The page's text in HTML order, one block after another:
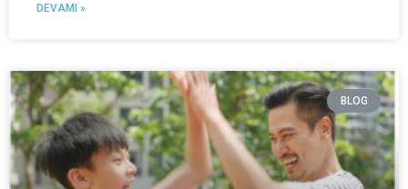
DEVAMI »
BLOG